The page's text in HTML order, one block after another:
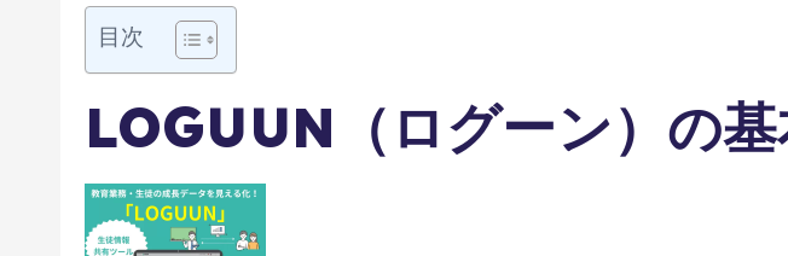
目次
LOGUUN（ログーン）の基